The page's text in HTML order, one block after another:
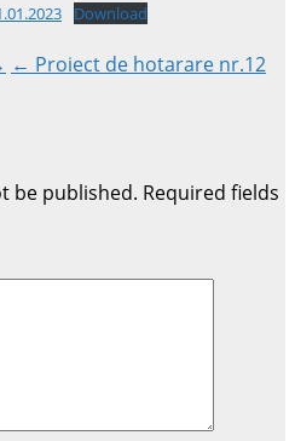
Download
← Proiect de hotarare nr.12
be published. Required fields